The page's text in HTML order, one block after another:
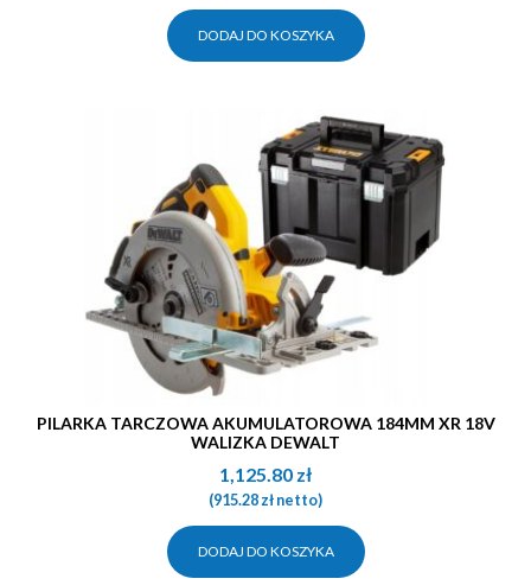
DODAJ DO KOSZYKA
PILARKA TARCZOWA AKUMULATOROWA 184MM XR 18V
WALIZKA DEWALT
1,125.80 zł
(915.28złnetto)
DODAJ DO KOSZYKA